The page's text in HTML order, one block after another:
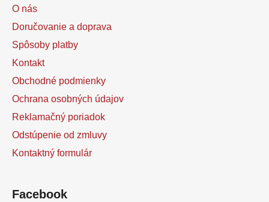
O nás
Doručovanie a doprava
Spôsoby platby
Kontakt
Obchodné podmienky
Ochrana osobných údajov
Reklamačný poriadok
Odstúpenie od zmluvy
Kontaktný formulár
Facebook